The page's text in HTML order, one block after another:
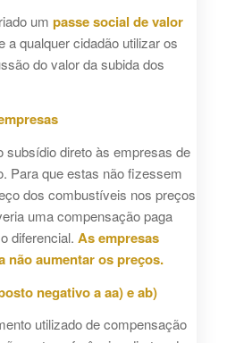
um passe social de valor
a qualquer cidadão utilizar os
do valor da subida dos
subsídio direto às empresas de
Para que estas não fizessem
dos combustíveis nos preços
uma compensação paga
diferencial. As empresas
não aumentar os preços.
negativo a aa) e ab)
utilizado de compensação